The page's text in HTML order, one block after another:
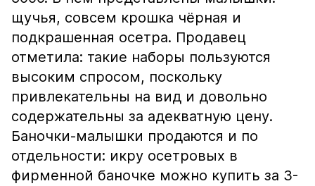
щучья, совсем крошка чёрная и
подкрашенная осетра. Продавец
отметила: такие наборы пользуются
высоким спросом, поскольку
привлекательны на вид и довольно
содержательны за адекватную цену.
Баночки-малышки продаются и по
отдельности: икру осетровых в
фирменной баночке можно купить за 3-